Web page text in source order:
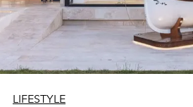
LIFESTYLE